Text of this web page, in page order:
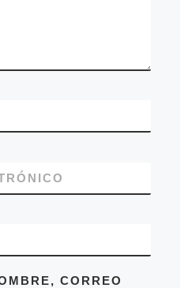
CORREO